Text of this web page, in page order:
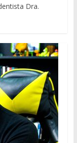
Dra.